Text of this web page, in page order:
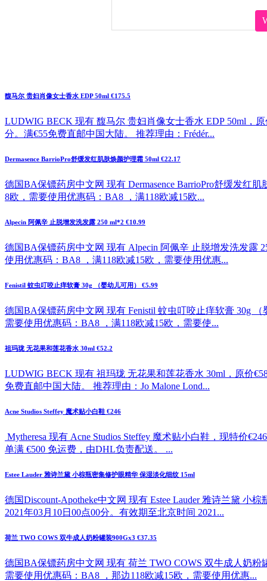
馥马尔 贵妇肖像女士香水 EDP 50ml €175.5
LUDWIG BECK 现有 馥马尔 贵妇肖像女士香水 EDP 50ml，
分。满€55免费直邮中国大陆。 推荐理由：Frédér...
Dermasence BarrioPro舒缓发红肌肤焕颜护理霜 50ml €22.17
德国BA保镖药房中文网 现有 Dermasence BarrioPro舒缓发红
8欧，需要使用优惠码：BA8 ，满118欧减15欧...
Alpecin 阿佩辛 止脱增发洗发露 250 ml*2 €10.99
德国BA保镖药房中文网 现有 Alpecin 阿佩辛 止脱增发洗发露
使用优惠码：BA8 ，满118欧减15欧，需要使用优惠...
Fenistil 蚊虫叮咬止痒软膏 30g （婴幼儿可用） €5.99
德国BA保镖药房中文网 现有 Fenistil 蚊虫叮咬止痒软膏 30g
需要使用优惠码：BA8 ，满118欧减15欧，需要使...
祖玛珑 无花果和莲花香水 30ml €52.2
LUDWIG BECK 现有 祖玛珑 无花果和莲花香水 30ml，原价
免费直邮中国大陆。 推荐理由：Jo Malone Lond...
Acne Studios Steffey 魔术贴小白鞋 €246
Mytheresa 现有 Acne Studios Steffey 魔术贴小白鞋，现特价
单满 €500 免运费，由DHL负责配送。 ...
Estee Lauder 雅诗兰黛 小棕瓶密集修护眼精华 保湿淡化细纹 15ml
德国Discount-Apotheke中文网 现有 Estee Lauder 雅诗兰黛 小
2021年03月10日00点00分。有效期至北京时间 2021...
荷兰 TWO COWS 双牛成人奶粉罐装900Gx3 €37.35
德国BA保镖药房中文网 现有 荷兰 TWO COWS 双牛成人奶
需要使用优惠码：BA8 ，那边118欧减15欧，需要使用优惠...